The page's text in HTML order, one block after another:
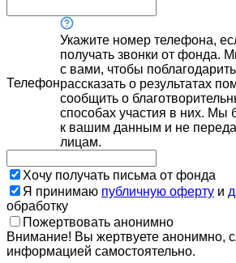
Телефон
Укажите номер телефона,
получать звонки от фонда.
с вами, чтобы
рассказать о результатах
сообщить о
способах участия в них. Мы
к вашим данным и не
лицам.
Хочу получать письма от фонда
Я принимаю публичную оферту и
обработку
Пожертвовать анонимно
Внимание! Вы жертвуете анонимно,
информацией самостоятельно.